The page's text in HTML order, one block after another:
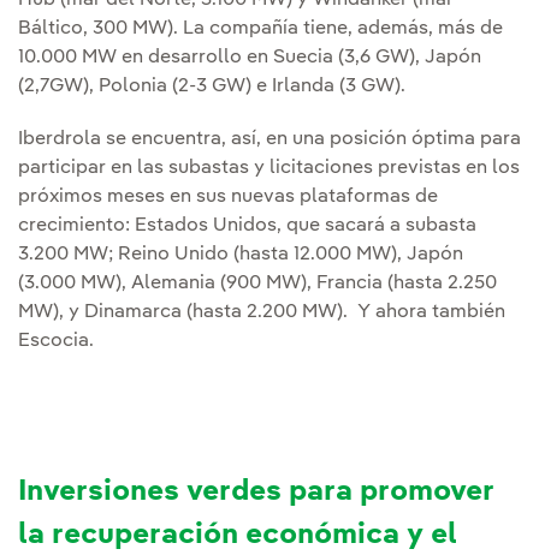
Báltico, 300 MW). La compañía tiene, además, más de
10.000 MW en desarrollo en Suecia (3,6 GW), Japón
(2,7GW), Polonia (2-3 GW) e Irlanda (3 GW).
Iberdrola se encuentra, así, en una posición óptima para
participar en las subastas y licitaciones previstas en los
próximos meses en sus nuevas plataformas de
crecimiento: Estados Unidos, que sacará a subasta
3.200 MW; Reino Unido (hasta 12.000 MW), Japón
(3.000 MW), Alemania (900 MW), Francia (hasta 2.250
MW), y Dinamarca (hasta 2.200 MW). Y ahora también
Escocia.
Inversiones verdes para promover
la recuperación económica y el